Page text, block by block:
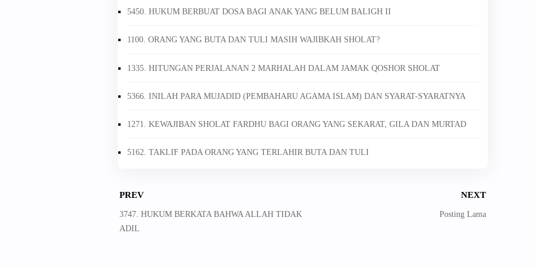
5450. HUKUM BERBUAT DOSA BAGI ANAK YANG BELUM BALIGH II
1100. ORANG YANG BUTA DAN TULI MASIH WAJIBKAH SHOLAT?
1335. HITUNGAN PERJALANAN 2 MARHALAH DALAM JAMAK QOSHOR SHOLAT
5366. INILAH PARA MUJADID (PEMBAHARU AGAMA ISLAM) DAN SYARAT-SYARATNYA
1271. KEWAJIBAN SHOLAT FARDHU BAGI ORANG YANG SEKARAT, GILA DAN MURTAD
5162. TAKLIF PADA ORANG YANG TERLAHIR BUTA DAN TULI
PREV
3747. HUKUM BERKATA BAHWA ALLAH TIDAK
ADIL
NEXT
Posting Lama